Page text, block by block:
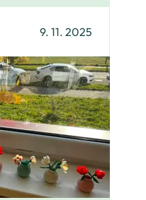
9. 11. 2025